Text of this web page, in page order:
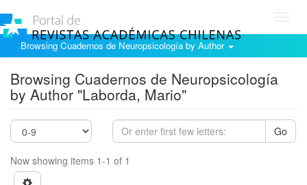
Browsing Cuadernos de Neuropsicología by Author
Browsing Cuadernos de Neuropsicología
by Author "Laborda, Mario"
Go
Now showing items 1-1 of 1